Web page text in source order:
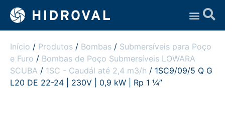
Início / Produtos / Bombas / Submersíveis para Poço
e Furo / Bombas de Poço Submersíveis LOWARA
SCUBA / 1SC - Caudál até 2,4 m3/h / 1SC9/09/5 Q G
L20 DE 22-24 | 230V | 0,9 kW | Rp 1 ¼”